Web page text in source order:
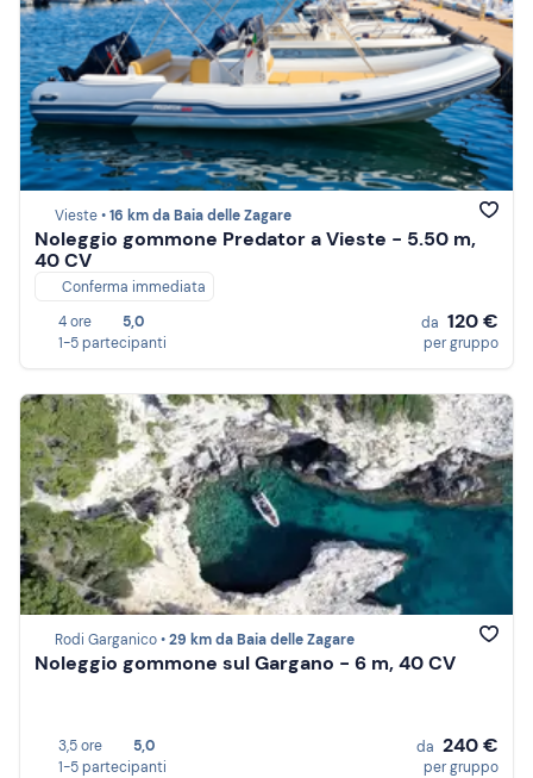
Vieste •16 km da Baia delle Zagare
Noleggio gommone Predator a Vieste - 5.50 m,
40 CV
Conferma immediata
4 ore
5,0
1-5 partecipanti
da 120 €
per gruppo
Rodi Garganico •29 km da Baia delle Zagare
Noleggio gommone sul Gargano - 6 m, 40 CV
3,5 ore
5,0
1-5 partecipanti
da 240 €
per gruppo